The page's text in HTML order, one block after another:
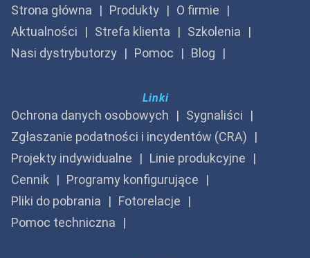
Strona główna Produkty
O firmie
Aktualności
Strefa klienta
Szkolenia
Nasi dystrybutorzy
Pomoc Blog
Linki
Ochrona danych osobowych
Sygnaliści
Zgłaszanie podatności i incydentów (CRA)
Projekty indywidualne
Linie produkcyjne
Cennik
Programy konfigurujące
Pliki do pobrania
Fotorelacje
Pomoc techniczna